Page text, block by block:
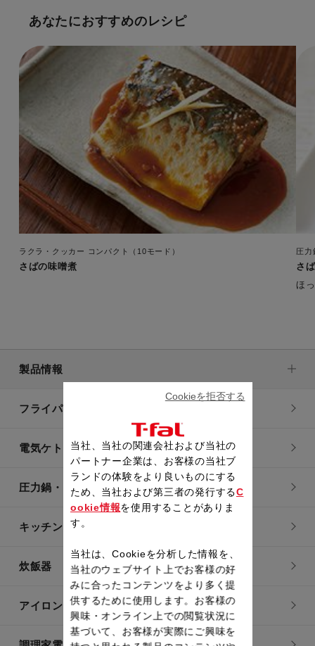
あなたにおすすめのレシピ
ラクラ・クッカー コンパクト（10モード）
さばの味噌煮
圧力
さ
ほ
製品情報
フライパン・鍋
電気ケトル
圧力鍋・電気圧力鍋
キッチン用品
炊飯器
アイロン・衣類スチーマー
当社、当社の関連会社および当社の
パートナー企業は、お客様の当社ブ
ランドの体験をより良いものにする
ため、当社および第三者の発行するC
ookie情報を使用することがありま
す。
当社は、Cookieを分析した情報を、
当社のウェブサイト上でお客様の好
みに合ったコンテンツをより多く提
供するために使用します。お客様の
興味・オンライン上での閲覧状況に
基づいて、お客様が実際にご興味を
Cookieを拒否する